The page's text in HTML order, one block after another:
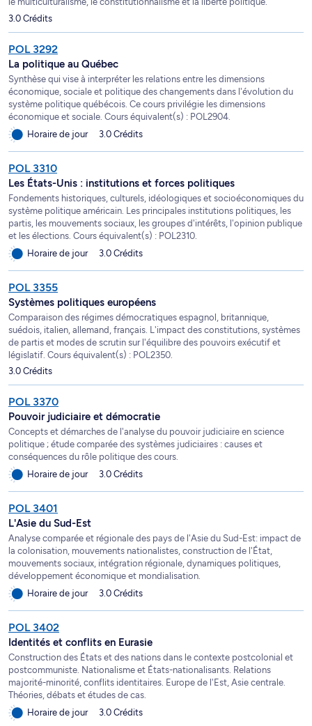
3.0 Crédits
POL 3292
La politique au Québec
Synthèse qui vise à interpréter les relations entre les dimensions
économique, sociale et politique des changements dans l'évolution du
système politique québécois. Ce cours privilégie les dimensions
économique et sociale. Cours équivalent(s) : POL2904.
Horaire de jour
3.0 Crédits
POL 3310
Les États-Unis : institutions et forces politiques
Fondements historiques, culturels, idéologiques et socioéconomiques du
système politique américain. Les principales institutions politiques, les
partis, les mouvements sociaux, les groupes d'intérêts, l'opinion publique
et les élections. Cours équivalent(s) : POL2310.
Horaire de jour
3.0 Crédits
POL 3355
Systèmes politiques européens
Comparaison des régimes démocratiques espagnol, britannique,
suédois, italien, allemand, français. L'impact des constitutions, systèmes
de partis et modes de scrutin sur l'équilibre des pouvoirs exécutif et
législatif. Cours équivalent(s) : POL2350.
3.0 Crédits
POL 3370
Pouvoir judiciaire et démocratie
Concepts et démarches de l'analyse du pouvoir judiciaire en science
politique ; étude comparée des systèmes judiciaires : causes et
conséquences du rôle politique des cours.
Horaire de jour
3.0 Crédits
POL 3401
L'Asie du Sud-Est
Analyse comparée et régionale des pays de l'Asie du Sud-Est: impact de
la colonisation, mouvements nationalistes, construction de l'État,
mouvements sociaux, intégration régionale, dynamiques politiques,
développement économique et mondialisation.
Horaire de jour
3.0 Crédits
POL 3402
Identités et conflits en Eurasie
Construction des États et des nations dans le contexte postcolonial et
postcommuniste. Nationalisme et États-nationalisants. Relations
majorité-minorité, conflits identitaires. Europe de l'Est, Asie centrale.
Théories, débats et études de cas.
Horaire de jour
3.0 Crédits